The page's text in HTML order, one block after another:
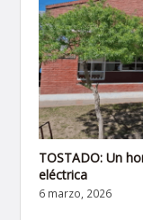
TOSTADO: Un
eléctrica
6 marzo, 2026